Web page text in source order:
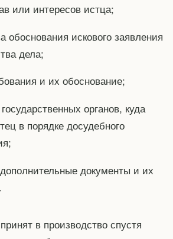
или интересов истца;
обоснования искового заявления
дела;
и их обоснование;
органов, куда
в порядке досудебного
документы и их
в производство спустя